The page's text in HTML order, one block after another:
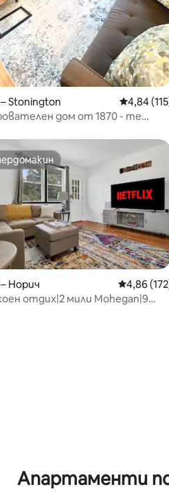
Stonington Средна
4,84
дом от 1870 - те
от 5, 119 отзива
Норич Средна
4,86
отдих|2 мили Mohegan|9
Апартаменти